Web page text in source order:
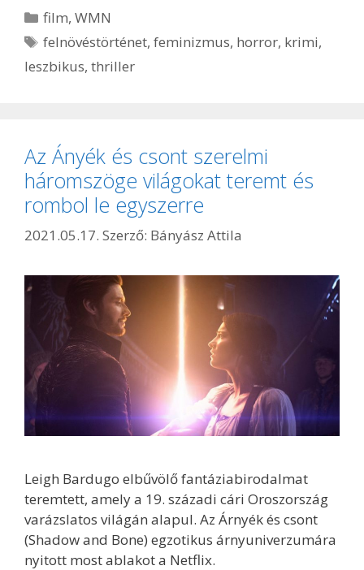
Kategória
film,WMN
Címkék
felnövéstörténet,feminizmus, horror, krimi,
leszbikus, thriller
Az Ányék és csont szerelmi
háromszöge világokat teremt és
rombol le egyszerre
2021.05.17. Szerző: Bányász Attila
Leigh Bardugo elbűvölő fantáziabirodalmat
teremtett, amely a 19. századi cári Oroszország
varázslatos világán alapul. Az Árnyék és csont
(Shadow and Bone) egzotikus árnyuniverzumára
nyitott most ablakot a Netflix.